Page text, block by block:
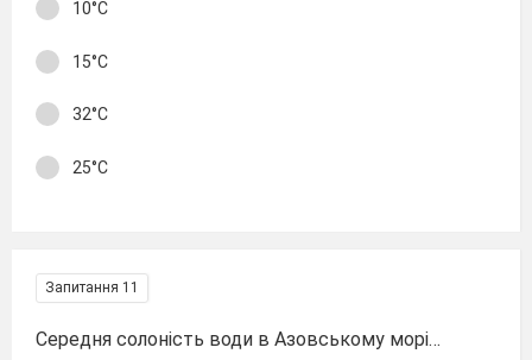
10°С
15°С
32°С
25°С
Запитання 11
Середня солоність води в Азовському морі…